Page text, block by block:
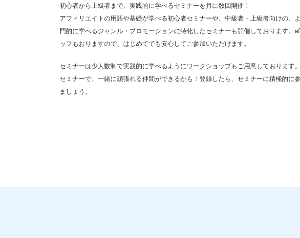
初心者から上級者まで、実践的に学べるセミナーを月に数回開催！
アフィリエイトの用語や基礎が学べる初心者セミナーや、中級者・上級者向けの、
門的に学べるジャンル・プロモーションに特化したセミナーも開催しております。
ッフもおりますので、はじめてでも安心してご参加いただけます。
セミナーは少人数制で実践的に学べるようにワークショップもご用意しております。
セミナーで、一緒に頑張れる仲間ができるかも！登録したら、セミナーに積極的に
ましょう。